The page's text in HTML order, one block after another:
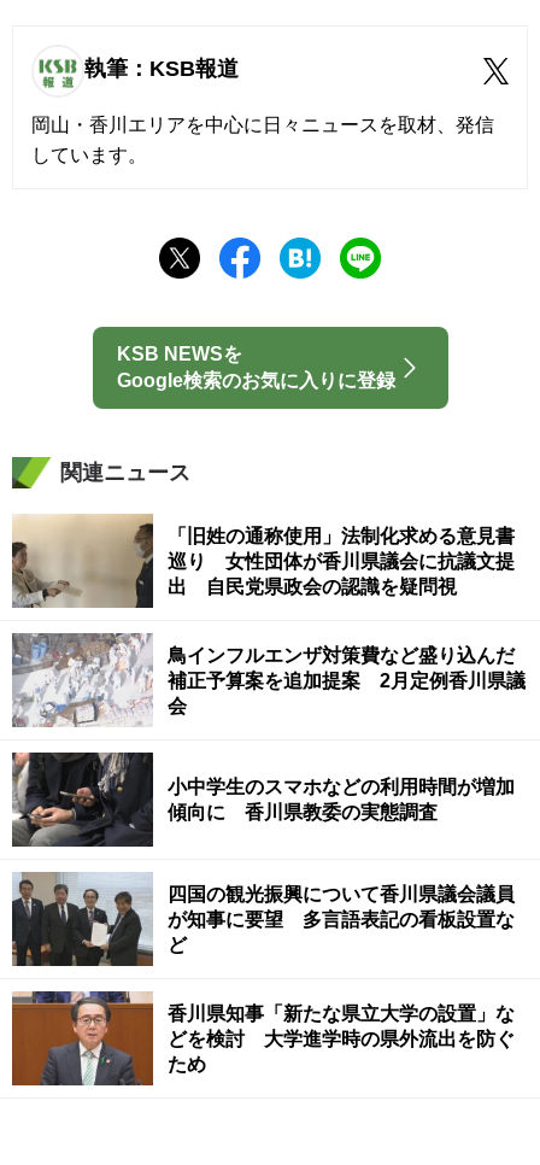
執筆：KSB報道
岡山・香川エリアを中心に日々ニュースを取材、発信
しています。
KSB NEWSを
Google検索のお気に入りに登録
関連ニュース
「旧姓の通称使用」法制化求める意見書
巡り 女性団体が香川県議会に抗議文提
出 自民党県政会の認識を疑問視
鳥インフルエンザ対策費など盛り込んだ
補正予算案を追加提案 2月定例香川県議
会
小中学生のスマホなどの利用時間が増加
傾向に 香川県教委の実態調査
四国の観光振興について香川県議会議員
が知事に要望 多言語表記の看板設置な
ど
香川県知事「新たな県立大学の設置」な
どを検討 大学進学時の県外流出を防ぐ
ため